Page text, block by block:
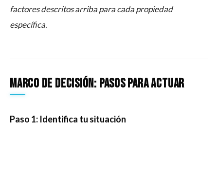
factores descritos arriba para cada propiedad
específica.
Marco de decisión: pasos para actuar
Paso 1: Identifica tu situación